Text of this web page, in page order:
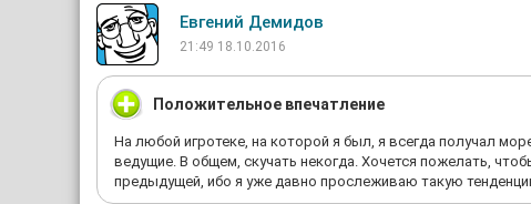
Евгений Демидов
21:49 18.10.2016
Положительное впечатление
На любой игротеке, на которой я был, я всегда получал
ведущие. В общем, скучать некогда. Хочется пожелать,
предыдущей, ибо я уже давно прослеживаю такую